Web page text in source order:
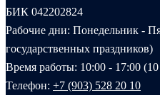
БИК 042202824
Рабочие дни: Понедельник -
государственных праздников)
Время работы: 10:00 - 17:00
Телефон: +7 (903) 528 20 10‬